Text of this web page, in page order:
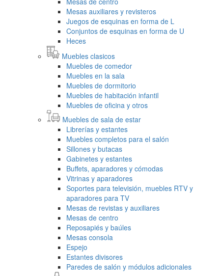
Mesas auxiliares y revisteros
Juegos de esquinas en forma de L
Conjuntos de esquinas en forma de U
Heces
Muebles clasicos
Muebles de comedor
Muebles en la sala
Muebles de dormitorio
Muebles de habitación infantil
Muebles de oficina y otros
Muebles de sala de estar
Librerías y estantes
Muebles completos para el salón
Sillones y butacas
Gabinetes y estantes
Buffets, aparadores y cómodas
Vitrinas y aparadores
Soportes para televisión, muebles RTV y
aparadores para TV
Mesas de revistas y auxiliares
Mesas de centro
Reposapiés y baúles
Mesas consola
Espejo
Estantes divisores
Paredes de salón y módulos adicionales